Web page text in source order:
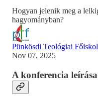
Hogyan jelenik meg a
hagyományban?
Pünkösdi Teológiai
Nov 07, 2025
A konferencia